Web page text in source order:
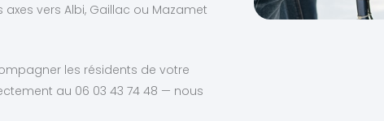
vers Albi, Gaillac ou Mazamet
les résidents de votre
au 06 03 43 74 48 — nous